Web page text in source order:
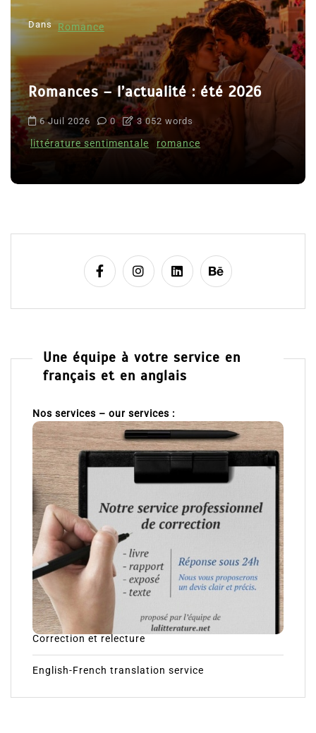
Dans Romance
Romances – l’actualité : été 2026
6 Juil 2026 0 3 052 words
littérature sentimentale romance
Une équipe à votre service en
français et en anglais
Nos services – our services :
Correction et relecture
English-French translation service